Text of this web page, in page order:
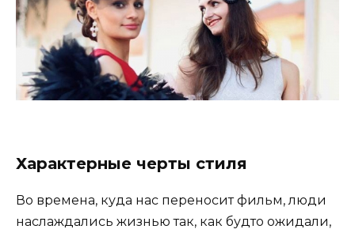
Характерные черты стиля
Во времена, куда нас переносит фильм, люди
наслаждались жизнью так, как будто ожидали,